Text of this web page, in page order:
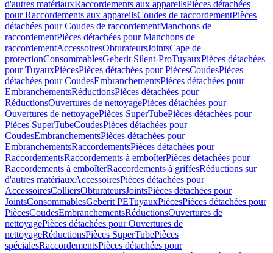
d'autres matériauxRaccordements aux appareilsPièces détachées
pour Raccordements aux appareilsCoudes de raccordementPièces
détachées pour Coudes de raccordementManchons de
raccordementPièces détachées pour Manchons de
raccordementAccessoiresObturateursJointsCape de
protectionConsommablesGeberit Silent-ProTuyauxPièces détachées
pour TuyauxPiècesPièces détachées pour PiècesCoudesPièces
détachées pour CoudesEmbranchementsPièces détachées pour
EmbranchementsRéductionsPièces détachées pour
RéductionsOuvertures de nettoyagePièces détachées pour
Ouvertures de nettoyagePièces SuperTubePièces détachées pour
Pièces SuperTubeCoudesPièces détachées pour
CoudesEmbranchementsPièces détachées pour
EmbranchementsRaccordementsPièces détachées pour
RaccordementsRaccordements à emboîterPièces détachées pour
Raccordements à emboîterRaccordements à griffesRéductions sur
d'autres matériauxAccessoiresPièces détachées pour
AccessoiresColliersObturateursJointsPièces détachées pour
JointsConsommablesGeberit PETuyauxPiècesPièces détachées pour
PiècesCoudesEmbranchementsRéductionsOuvertures de
nettoyagePièces détachées pour Ouvertures de
nettoyageRéductionsPièces SuperTubePièces
spécialesRaccordementsPièces détachées pour